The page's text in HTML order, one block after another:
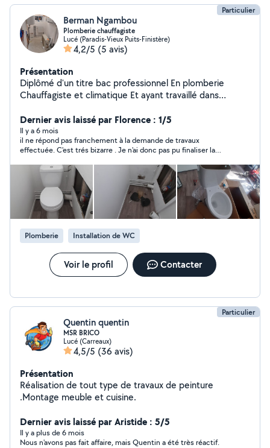
Particulier
Berman Ngambou
Plomberie chauffagiste
Lucé (Paradis-Vieux Puits-Finistère)
4,2/5 (5 avis)
Présentation
Diplômé d'un titre bac professionnel En plomberie
Chauffagiste et climatique Et ayant travaillé dans
de chauffage, plomberie ,sanitaire et quelques bricolage
Dernier avis laissé par Florence : 1/5
Il y a 6 mois
il ne répond pas franchement à la demande de travaux
effectuée. C'est trés bizarre . Je n'ai donc pas pu finaliser la
Plomberie Installation de WC
Voir le profil Contacter
Particulier
Quentin quentin
MSR BRICO
Lucé (Carreaux)
4,5/5 (36 avis)
Présentation
Réalisation de tout type de travaux de peinture
.Montage meuble et cuisine.
Dernier avis laissé par Aristide : 5/5
Il y a plus de 6 mois
Nous n'avons pas fait affaire, mais Quentin a été très réactif.